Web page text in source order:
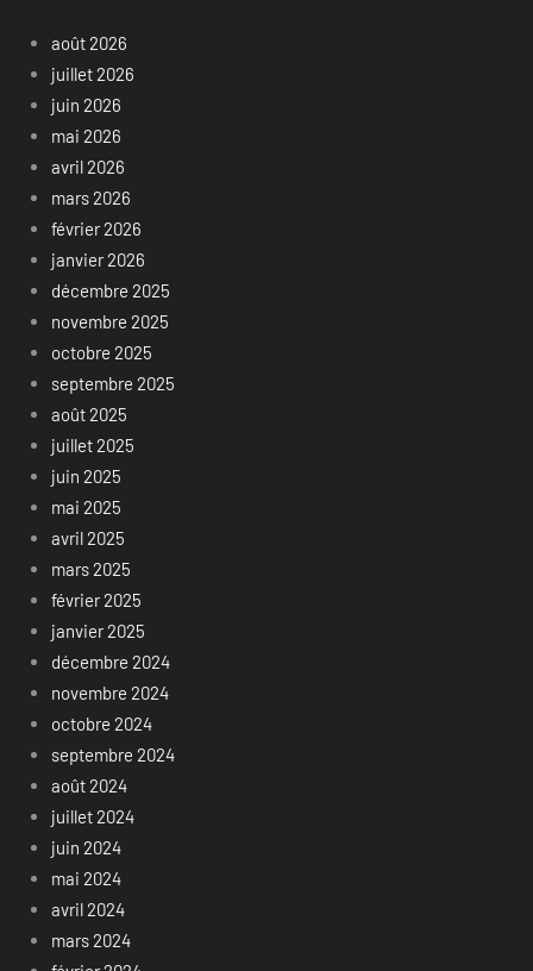
août 2026
juillet 2026
juin 2026
mai 2026
avril 2026
mars 2026
février 2026
janvier 2026
décembre 2025
novembre 2025
octobre 2025
septembre 2025
août 2025
juillet 2025
juin 2025
mai 2025
avril 2025
mars 2025
février 2025
janvier 2025
décembre 2024
novembre 2024
octobre 2024
septembre 2024
août 2024
juillet 2024
juin 2024
mai 2024
avril 2024
mars 2024